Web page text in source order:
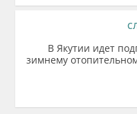
В Якутии идет
зимнему